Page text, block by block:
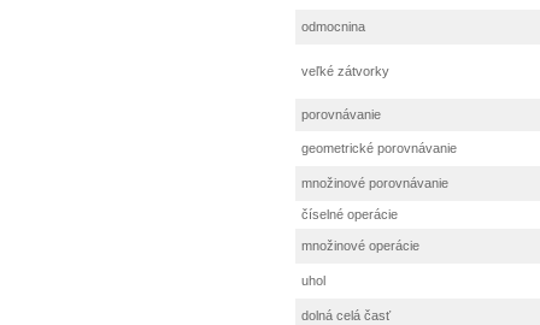
odmocnina
veľké zátvorky
porovnávanie
geometrické porovnávanie
množinové porovnávanie
číselné operácie
množinové operácie
uhol
dolná celá časť